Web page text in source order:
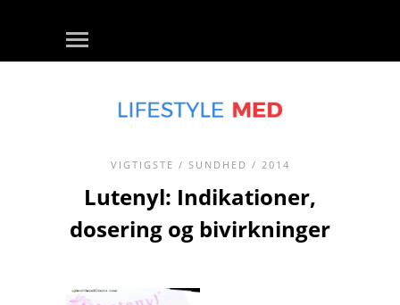
VIGTIGSTE / SUNDHED / 2014
Lutenyl: Indikationer,
dosering og bivirkninger